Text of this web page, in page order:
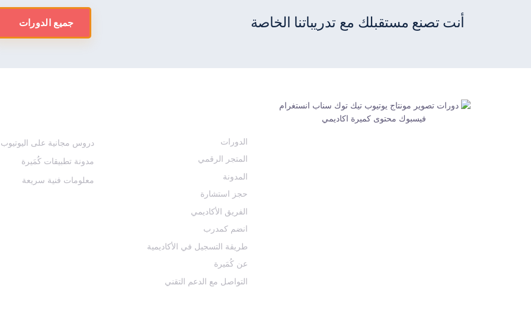
أنت تصنع مستقبلك مع تدريباتنا الخاصة جميع الدورات
الدورات
المتجر الرقمي
المدونة
حجز استشارة
الفريق الأكاديمي
انضم كمدرب
طريقة التسجيل في الأكاديمية
عن كُمَيرة
التواصل مع الدعم التقني
دروس مجانية على اليوتيوب
مدونة تطبيقات كُمَيرة
معلومات فنية سريعة